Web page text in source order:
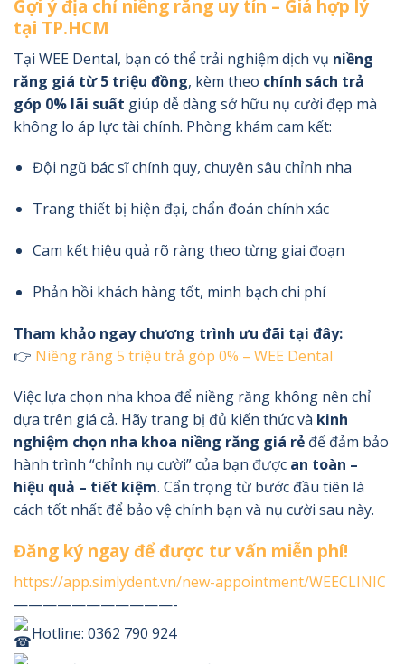
Gợi ý địa chỉ niềng răng uy tín – Giá hợp lý
tại TP.HCM
Tại WEE Dental, bạn có thể trải nghiệm dịch vụ niềng
răng giá từ 5 triệu đồng, kèm theo chính sách trả
góp 0% lãi suất giúp dễ dàng sở hữu nụ cười đẹp mà
không lo áp lực tài chính. Phòng khám cam kết:
Đội ngũ bác sĩ chính quy, chuyên sâu chỉnh nha
Trang thiết bị hiện đại, chẩn đoán chính xác
Cam kết hiệu quả rõ ràng theo từng giai đoạn
Phản hồi khách hàng tốt, minh bạch chi phí
Tham khảo ngay chương trình ưu đãi tại đây:
👉 Niềng răng 5 triệu trả góp 0% – WEE Dental
Việc lựa chọn nha khoa để niềng răng không nên chỉ
dựa trên giá cả. Hãy trang bị đủ kiến thức và kinh
nghiệm chọn nha khoa niềng răng giá rẻ để đảm bảo
hành trình “chỉnh nụ cười” của bạn được an toàn –
hiệu quả – tiết kiệm. Cẩn trọng từ bước đầu tiên là
cách tốt nhất để bảo vệ chính bạn và nụ cười sau này.
Đăng ký ngay để được tư vấn miễn phí!
https://app.simlydent.vn/new-appointment/WEECLINIC
———————————-
Hotline: 0362 790 924